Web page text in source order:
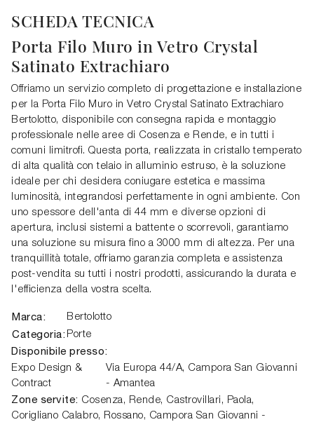
SCHEDA TECNICA
Porta Filo Muro in Vetro Crystal
Satinato Extrachiaro
Offriamo un servizio completo di progettazione e installazione
per la Porta Filo Muro in Vetro Crystal Satinato Extrachiaro
Bertolotto, disponibile con consegna rapida e montaggio
professionale nelle aree di Cosenza e Rende, e in tutti i
comuni limitrofi. Questa porta, realizzata in cristallo temperato
di alta qualità con telaio in alluminio estruso, è la soluzione
ideale per chi desidera coniugare estetica e massima
luminosità, integrandosi perfettamente in ogni ambiente. Con
uno spessore dell'anta di 44 mm e diverse opzioni di
apertura, inclusi sistemi a battente o scorrevoli, garantiamo
una soluzione su misura fino a 3000 mm di altezza. Per una
tranquillità totale, offriamo garanzia completa e assistenza
post-vendita su tutti i nostri prodotti, assicurando la durata e
l'efficienza della vostra scelta.
Marca: Bertolotto
Categoria: Porte
Disponibile presso:
Expo Design &
Contract
Via Europa 44/A, Campora San Giovanni
- Amantea
Zone servite: Cosenza, Rende, Castrovillari, Paola,
Corigliano Calabro, Rossano, Campora San Giovanni -